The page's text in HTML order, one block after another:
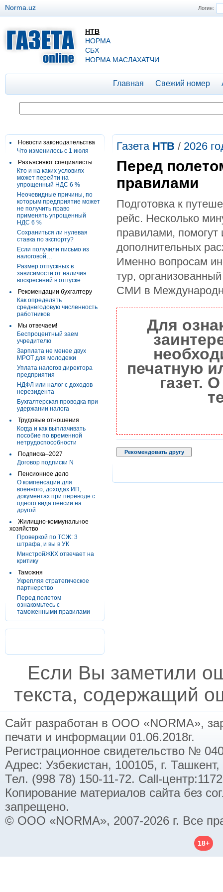
Логин:
Norma.uz
НТВ
НОРМА
СБХ
НОРМА МАСЛАХАТЧИ
Главная Свежий номер
Новости законодательства
Что изменилось с 1 июля
Разъясняют специалисты
Кто и на каких условиях
может перейти на
упрощенный НДС 6 %
Неочевидные причины, по
которым предприятие может
не получить право
применять упрощенный
НДС 6 %
Сохраниться ли нулевая
ставка по экспорту?
Если получили письмо из
налоговой…
Размер отпускных в
зависимости от наличия
воскресений в отпуске
Рекомендации бухгалтеру
Как определять
среднегодовую численность
работников
Мы отвечаем!
Беспроцентный заем
учредителю
Зарплата не менее двух
МРОТ для молодежи
Уплата налогов директора
предприятия
НДФЛ или налог с доходов
нерезидента
Бухгалтерская проводка при
удержании налога
Трудовые отношения
Когда и как выплачивать
пособие по временной
нетрудоспособности
Подписка–2027
Договор подписки N
Пенсионное дело
О компенсации для
военного, доходах ИП,
документах при переводе с
одного вида пенсии на
другой
Жилищно-коммунальное
хозяйство
Проверкой по ТСЖ: 3
штрафа, и вы в УК
МинстройЖКХ отвечает на
критику
Таможня
Укрепляя стратегическое
партнерство
Перед полетом
ознакомьтесь с
таможенными правилами
Газета НТВ / 2026
Перед
правилами
Подготовка к
рейс. Несколько
правилами, помогут
дополнительных
Именно вопросам
тур,
СМИ в
Для
печатную
газет.
Рекомендовать другу
Если Вы заметили
текста, содержащий
Сайт разработан в ООО «NORMA»,
печати и информации 01.06.2018г.
Регистрационное свидетельство №
Адрес: Узбекистан, 100105, г.
Тел. (998 78) 150-11-72. Call-
Копирование материалов сайта без
запрещено.
© ООО «NORMA», 2007-2026 г. Все
18+